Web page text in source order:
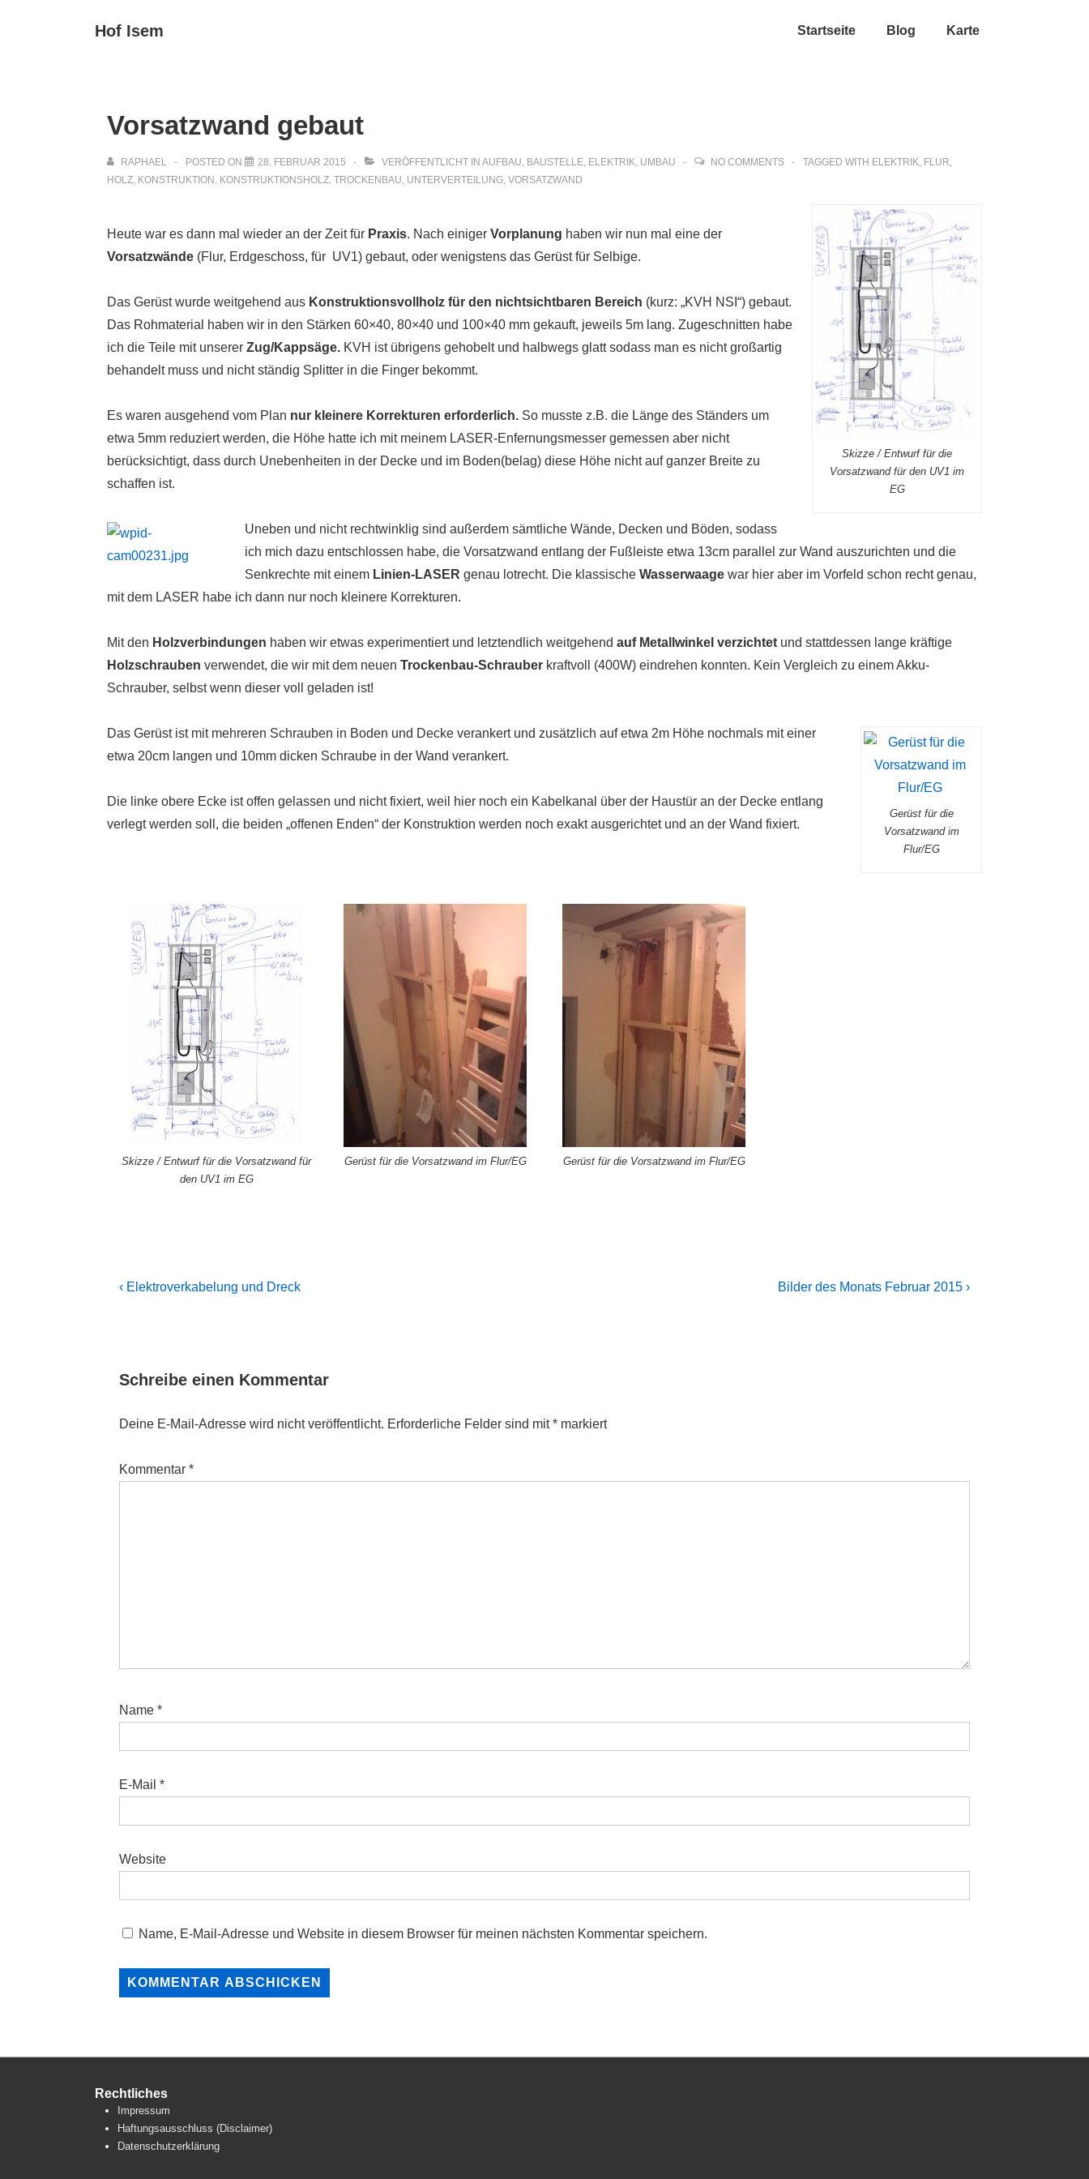
Hof Isem Startseite Blog Karte
Vorsatzwand gebaut
RAPHAEL POSTED ON 28. FEBRUAR 2015 VERÖFFENTLICHT IN AUFBAU, BAUSTELLE, ELEKTRIK, UMBAU NO COMMENTS TAGGED WITH ELEKTRIK, FLUR,
HOLZ, KONSTRUKTION , KONSTRUKTIONSHOLZ, TROCKENBAU, UNTERVERTEILUNG, VORSATZWAND
Skizze / Entwurf für die
Vorsatzwand für den UV1 im
EG
Heute war es dann mal wieder an der Zeit für Praxis. Nach einiger Vorplanung haben wir nun mal eine der
Vorsatzwände (Flur, Erdgeschoss, für UV1) gebaut, oder wenigstens das Gerüst für Selbige.
Das Gerüst wurde weitgehend aus Konstruktionsvollholz für den nichtsichtbaren Bereich (kurz: „KVH NSI“) gebaut.
Das Rohmaterial haben wir in den Stärken 60×40, 80×40 und 100×40 mm gekauft, jeweils 5m lang. Zugeschnitten habe
ich die Teile mit unserer Zug/Kappsäge. KVH ist übrigens gehobelt und halbwegs glatt sodass man es nicht großartig
behandelt muss und nicht ständig Splitter in die Finger bekommt.
Es waren ausgehend vom Plan nur kleinere Korrekturen erforderlich. So musste z.B. die Länge des Ständers um
etwa 5mm reduziert werden, die Höhe hatte ich mit meinem LASER-Enfernungsmesser gemessen aber nicht
berücksichtigt, dass durch Unebenheiten in der Decke und im Boden(belag) diese Höhe nicht auf ganzer Breite zu
schaffen ist.
Uneben und nicht rechtwinklig sind außerdem sämtliche Wände, Decken und Böden, sodass
ich mich dazu entschlossen habe, die Vorsatzwand entlang der Fußleiste etwa 13cm parallel zur Wand auszurichten und die
Senkrechte mit einem Linien-LASER genau lotrecht. Die klassische Wasserwaage war hier aber im Vorfeld schon recht genau,
mit dem LASER habe ich dann nur noch kleinere Korrekturen.
Mit den Holzverbindungen haben wir etwas experimentiert und letztendlich weitgehend auf Metallwinkel verzichtet und stattdessen lange kräftige
Holzschrauben verwendet, die wir mit dem neuen Trockenbau-Schrauber kraftvoll (400W) eindrehen konnten. Kein Vergleich zu einem Akku-
Schrauber, selbst wenn dieser voll geladen ist!
Gerüst für die
Vorsatzwand im
Flur/EG
Das Gerüst ist mit mehreren Schrauben in Boden und Decke verankert und zusätzlich auf etwa 2m Höhe nochmals mit einer
etwa 20cm langen und 10mm dicken Schraube in der Wand verankert.
Die linke obere Ecke ist offen gelassen und nicht fixiert, weil hier noch ein Kabelkanal über der Haustür an der Decke entlang
verlegt werden soll, die beiden „offenen Enden“ der Konstruktion werden noch exakt ausgerichtet und an der Wand fixiert.
Skizze / Entwurf für die Vorsatzwand für
den UV1 im EG
Gerüst für die Vorsatzwand im Flur/EG Gerüst für die Vorsatzwand im Flur/EG
Beitragsnavigation
Previous
‹ Elektroverkabelung und Dreck
Next
Bilder des Monats Februar 2015 ›
Schreibe einen Kommentar
Deine E-Mail-Adresse wird nicht veröffentlicht. Erforderliche Felder sind mit* markiert
Kommentar *
Name *
E-Mail *
Website
Name, E-Mail-Adresse und Website in diesem Browser für meinen nächsten Kommentar speichern.
Rechtliches
Impressum
Haftungsausschluss (Disclaimer)
Datenschutzerklärung